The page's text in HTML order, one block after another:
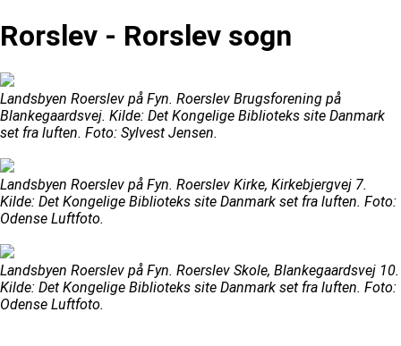
Rorslev - Rorslev sogn
Landsbyen Roerslev på Fyn. Roerslev Brugsforening på
Blankegaardsvej. Kilde: Det Kongelige Biblioteks site Danmark
set fra luften. Foto: Sylvest Jensen.
Landsbyen Roerslev på Fyn. Roerslev Kirke, Kirkebjergvej 7.
Kilde: Det Kongelige Biblioteks site Danmark set fra luften. Foto:
Odense Luftfoto.
Landsbyen Roerslev på Fyn. Roerslev Skole, Blankegaardsvej 10.
Kilde: Det Kongelige Biblioteks site Danmark set fra luften. Foto:
Odense Luftfoto.